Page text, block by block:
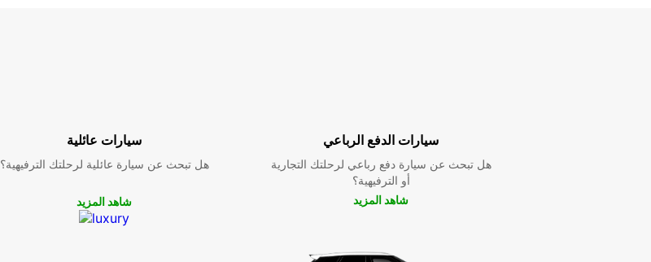
إجازة ممتعة، فإن تأجير سيارة من Europcar سيكون الخيار
الأمثل لك. احجز سيارتك اليوم واستمتع بأفضل الخدمات
سيارات عائلية
هل تبحث عن سيارة عائلية لرحلتك الترفيهية؟
شاهد المزيد
سيارات الدفع الرباعي
هل تبحث عن سيارة دفع رباعي لرحلتك التجارية
أو الترفيهية؟
شاهد المزيد